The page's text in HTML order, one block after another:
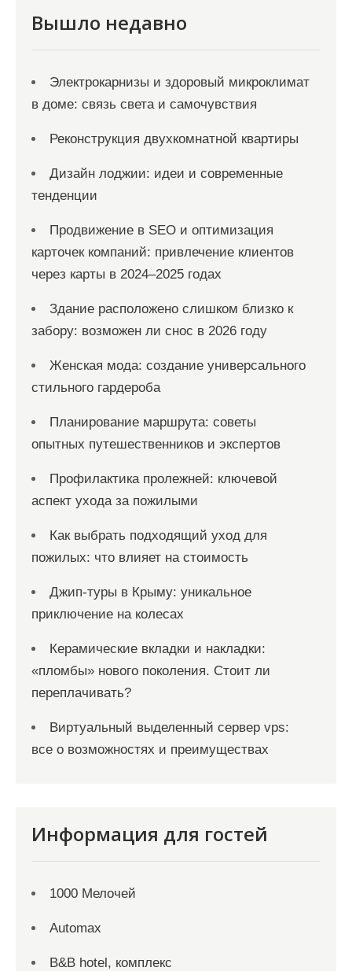
Вышло недавно
Электрокарнизы и здоровый микроклимат
в доме: связь света и самочувствия
Реконструкция двухкомнатной квартиры
Дизайн лоджии: идеи и современные
тенденции
Продвижение в SEO и оптимизация
карточек компаний: привлечение клиентов
через карты в 2024–2025 годах
Здание расположено слишком близко к
забору: возможен ли снос в 2026 году
Женская мода: создание универсального
стильного гардероба
Планирование маршрута: советы
опытных путешественников и экспертов
Профилактика пролежней: ключевой
аспект ухода за пожилыми
Как выбрать подходящий уход для
пожилых: что влияет на стоимость
Джип-туры в Крыму: уникальное
приключение на колесах
Керамические вкладки и накладки:
«пломбы» нового поколения. Стоит ли
переплачивать?
Виртуальный выделенный сервер vps:
все о возможностях и преимуществах
Информация для гостей
1000 Мелочей
Automax
B&B hotel, комплекс